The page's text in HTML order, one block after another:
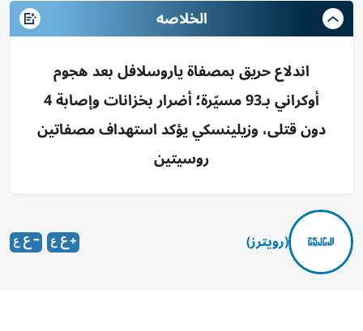
الخلاصه
اندلاع حريق بمصفاة ياروسلافل بعد هجوم
أوكراني بـ93 مسيّرة؛ أضرار بخزانات وإصابة 4
دون قتلى، وزيلينسكي يؤكد استهداف مصفاتين
روسيتين
(رويترز)